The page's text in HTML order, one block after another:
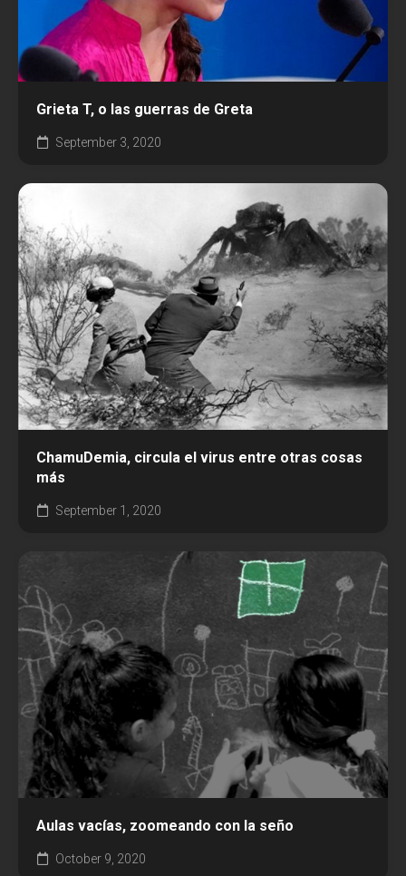
Grieta T, o las guerras de Greta
September 3, 2020
ChamuDemia, circula el virus entre otras cosas
más
September 1, 2020
Aulas vacías, zoomeando con la seño
October 9, 2020